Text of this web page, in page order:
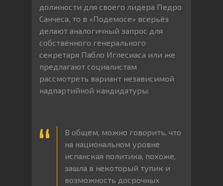
должности для своего лидера Педро
Санчеса, то в «Подемосе» всерьёз
делают аналогичный запрос для
собственного генерального
секретаря Пабло Иглесиаса или же
предлагают социалистам
рассмотреть вариант независимой
надпартийной кандидатуры.
В общем, можно говорить, что
на национальном уровне
испанская политика, похоже,
зашла в некоторый тупик и
возможность досрочных